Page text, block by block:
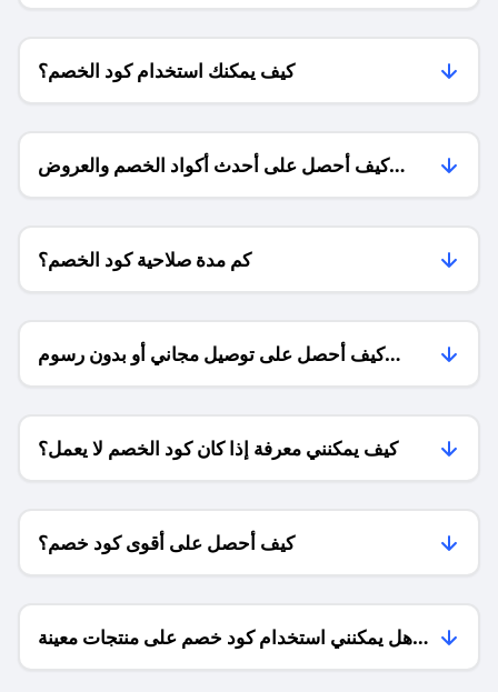
كيف يمكنك استخدام كود الخصم؟
كيف أحصل على أحدث أكواد الخصم والعروض
للمتاجر؟
كم مدة صلاحية كود الخصم؟
كيف أحصل على توصيل مجاني أو بدون رسوم
الشحن ؟
كيف يمكنني معرفة إذا كان كود الخصم لا يعمل؟
كيف أحصل على أقوى كود خصم؟
هل يمكنني استخدام كود خصم على منتجات معينة
فقط؟